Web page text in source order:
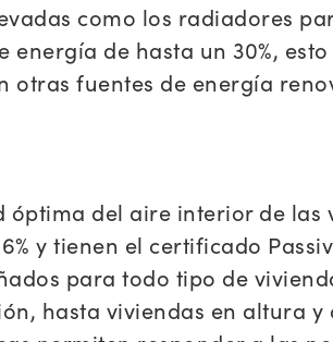
como los radiadores
de hasta un 30%,
otras fuentes de energía
del aire interior de las
y tienen el certificado
para todo tipo de
hasta viviendas en altura y